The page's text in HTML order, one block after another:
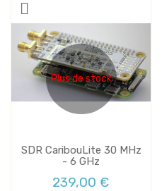
Plus de stock
SDR CaribouLite 30 MHz
- 6 GHz
239,00 €